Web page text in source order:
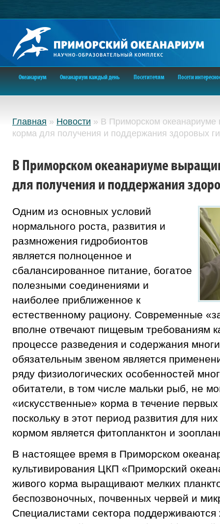
Океанариум Океанариум каждый день Посетителям Посети
Главная » Новости » В Приморском
корма для получения и поддержания здоровых
В Приморском океанариуме
для получения и поддержания
Одним из основных условий
нормального роста, развития и
размножения гидробионтов
является полноценное и
сбалансированное питание, богатое
полезными соединениями и
наиболее приближенное к
естественному рациону. Современные
вполне отвечают пищевым требованиям
процессе разведения и содержания
обязательным звеном является
ряду физиологических особенностей
обитатели, в том числе мальки рыб, не
«искусственные» корма в течение
поскольку в этот период развития для
кормом является фитопланктон и
В настоящее время в Приморском
культивирования ЦКП «Приморский
живого корма выращивают мелких
беспозвоночных, почвенных червей и
Специалистами сектора поддерживаются